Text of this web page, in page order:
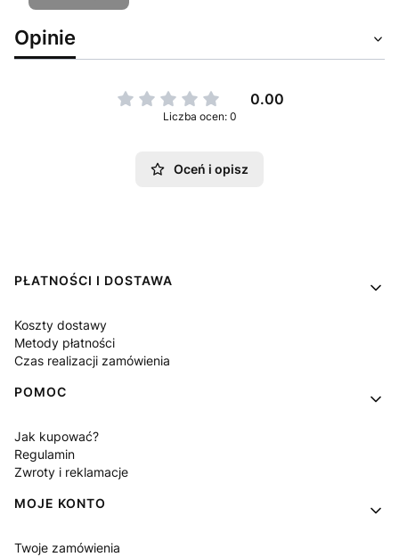
Opinie
0.00
Liczba ocen: 0
Oceń i opisz
Linki w stopce
PŁATNOŚCI I DOSTAWA
Koszty dostawy
Metody płatności
Czas realizacji zamówienia
POMOC
Jak kupować?
Regulamin
Zwroty i reklamacje
MOJE KONTO
Twoje zamówienia